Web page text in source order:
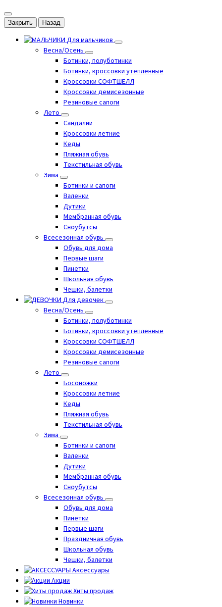
Закрыть Назад
Для мальчиков
Весна/Осень
Ботинки, полуботинки
Ботинки, кроссовки утепленные
Кроссовки СОФТШЕЛЛ
Кроссовки демисезонные
Резиновые сапоги
Лето
Cандалии
Кроссовки летние
Кеды
Пляжная обувь
Текстильная обувь
Зима
Ботинки и сапоги
Валенки
Дутики
Мембранная обувь
Сноубутсы
Всесезонная обувь
Обувь для дома
Первые шаги
Пинетки
Школьная обувь
Чешки, балетки
Для девочек
Весна/Осень
Ботинки, полуботинки
Ботинки, кроссовки утепленные
Кроссовки СОФТШЕЛЛ
Кроссовки демисезонные
Резиновые сапоги
Лето
Босоножки
Кроссовки летние
Кеды
Пляжная обувь
Текстильная обувь
Зима
Ботинки и сапоги
Валенки
Дутики
Мембранная обувь
Сноубутсы
Всесезонная обувь
Обувь для дома
Пинетки
Первые шаги
Праздничная обувь
Школьная обувь
Чешки, балетки
Аксессуары
Акции
Хиты продаж
Новинки